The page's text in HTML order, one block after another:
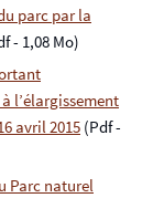
parc par la
- 1,08 Mo)
l’élargissement
avril 2015 (Pdf -
Parc naturel